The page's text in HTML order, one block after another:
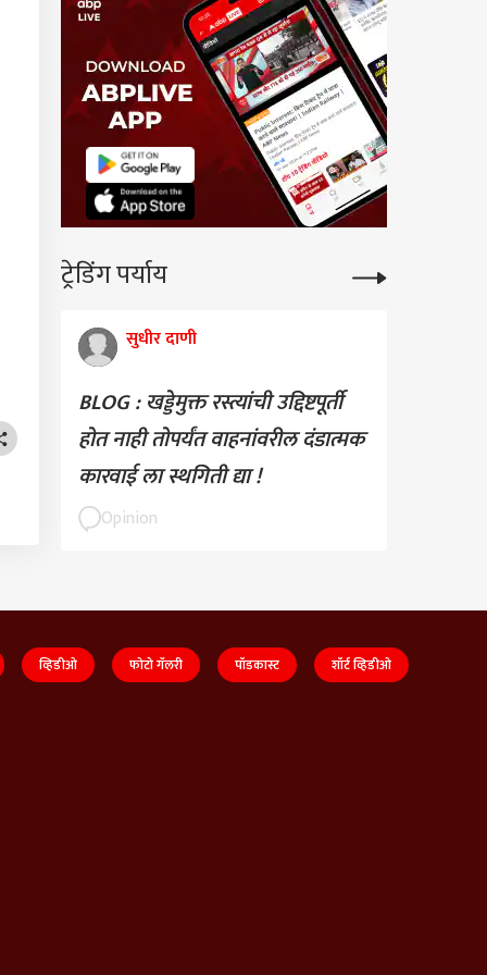
ट्रेडिंग पर्याय
सुधीर दाणी
BLOG : खड्डेमुक्त रस्त्यांची उद्दिष्टपूर्ती
होत नाही तोपर्यंत वाहनांवरील दंडात्मक
कारवाई ला स्थगिती द्या !
Opinion
व्हिडीओ फोटो गॅलरी पॉडकास्ट शॉर्ट व्हिडीओ